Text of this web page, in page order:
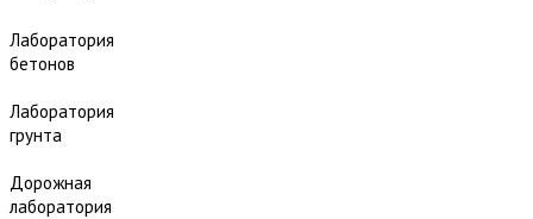
Лаборатория
бетонов
Лаборатория
грунта
Дорожная
лаборатория